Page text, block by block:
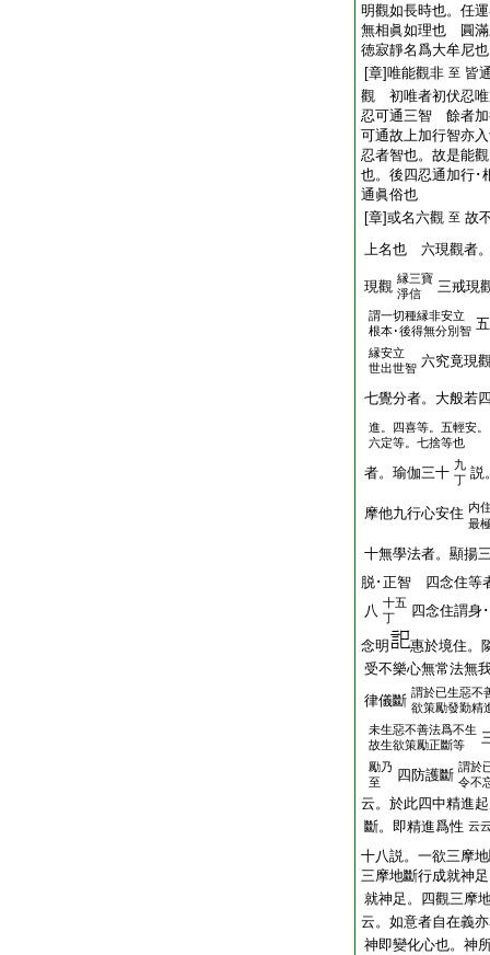
明觀如長時也。任
無相眞如理也 圓滿
徳寂靜名爲大牟尼也
[章]唯能觀非 至 皆
觀 初唯者初伏忍
忍可通三智 餘者加
可通故上加行智亦
忍者智也。故是能
也。後四忍通加行･
通眞俗也
[章]或名六觀 至 故
上名也 六現觀者
現觀 縁三寶
淨信
三戒現
謂一切種縁非安立
根本･後得無分別智
縁安立
世出世智 六究竟現
七覺分者。大般若
進。四喜等。五輕安。
六定等。七捨等也
者。瑜伽三十 九
丁 説
摩他九行心安住 内
最
十無學法者。顯揚
脱･正智 四念住等
八 十五
丁
四念住謂
念明
惠於境住。
受不樂心無常法無
律儀斷 謂於已生惡不
欲策勵發勤精
未生惡不善法爲不生
故生欲策勵正斷等
勵乃
至
四防護斷 謂於
令不
云。於此四中精進
斷。即精進爲性 云
十八説。一欲三摩
三摩地斷行成就神
就神足。四觀三摩
云。如意者自在義
神即變化心也。神